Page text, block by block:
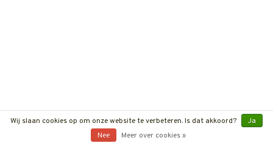
Wij slaan cookies op om onze website te verbeteren. Is dat akkoord?
Ja
Nee
Meer over cookies »